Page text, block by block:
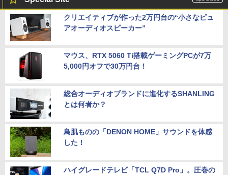
クリエイティブが作った2万円台の“小さなピュ
アオーディオスピーカー”
マウス、RTX 5060 Ti搭載ゲーミングPCが7万
5,000円オフで30万円台！
総合オーディオブランドに進化するSHANLING
とは何者か？
鳥肌ものの「DENON HOME」サウンドを体感
した！
ハイグレードテレビ「TCL Q7D Pro」。圧巻の